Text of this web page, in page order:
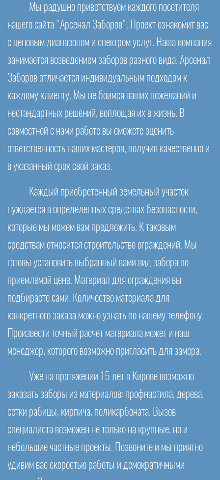
Мы радушно приветствуем каждого посетителя
нашего сайта "Арсенал Заборов". Проект ознакомит вас
с ценовым диапазоном и спектром услуг. Наша компания
занимается возведением заборов разного вида. Арсенал
Заборов отличается индивидуальным подходом к
каждому клиенту. Мы не боимся ваших пожеланий и
нестандартных решений, воплощая их в жизнь. В
совместной с нами работе вы сможете оценить
ответственность наших мастеров, получив качественно и
в указанный срок свой заказ.
Каждый приобретенный земельный участок
нуждается в определенных средствах безопасности,
которые мы можем вам предложить. К таковым
средствам относится строительство ограждений. Мы
готовы установить выбранный вами вид забора по
приемлемой цене. Материал для ограждения вы
подбираете сами. Количество материала для
конкретного заказа можно узнать по нашему телефону.
Произвести точный расчет материала может и наш
менеджер, которого возможно пригласить для замера.
Уже на протяжении 15 лет в Кирове возможно
заказать заборы из материалов: профнастила, дерева,
сетки рабицы, кирпича, поликарбоната. Вызов
специалиста возможен не только на крупные, но и
небольшие частные проекты. Позвоните и мы приятно
удивим вас скоростью работы и демократичными